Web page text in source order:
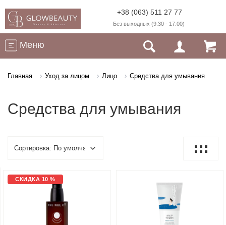
+38 (063) 511 27 77
Без выходных (9:30 - 17:00)
Меню
Главная Уход за лицом Лицо Средства для умывания
Средства для умывания
СКИДКА 10 %